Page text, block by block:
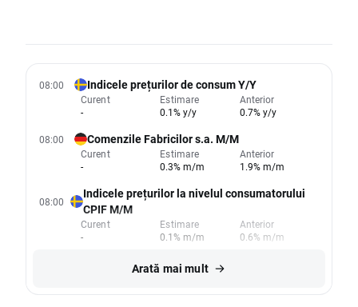
08:00 Indicele prețurilor de consum Y/Y
Curent
-
Estimare
0.1% y/y
Anterior
0.7% y/y
08:00 Comenzile Fabricilor s.a. M/M
Curent
-
Estimare
0.3% m/m
Anterior
1.9% m/m
08:00
Indicele prețurilor la nivelul consumatorului
CPIF M/M
Curent
-
Estimare
0.1% m/m
Anterior
0.6% m/m
Arată mai mult